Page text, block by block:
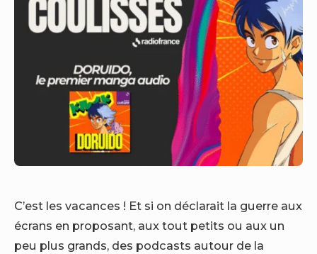
C’est les vacances ! Et si on déclarait la guerre aux
écrans en proposant, aux tout petits ou aux un
peu plus grands, des podcasts autour de la